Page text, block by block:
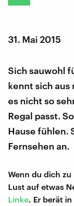
31. Mai 2015
Sich sauwohl
kennt sich aus
es nicht so
Regal passt.
Hause fühlen.
Fernsehen an.
Wenn du dich
Lust auf etwas
Linke. Er berät